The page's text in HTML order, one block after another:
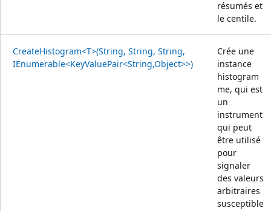
résumés et
le centile.
CreateHistogram<T>(String, String, String,
IEnumerable<KeyValuePair<String,Object>>)
Crée une
instance
histogram
me, qui est
un
instrument
qui peut
être utilisé
pour
signaler
des valeurs
arbitraires
susceptible